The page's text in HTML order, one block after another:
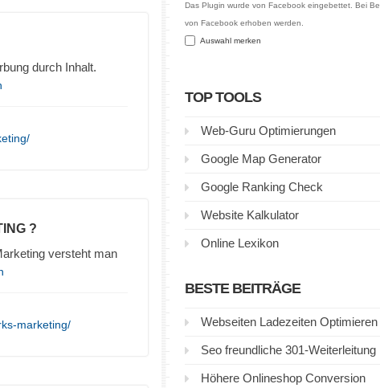
durch Inhalt.
?
versteht man
marketing/
Das Plugin wurde von Facebook eingebettet. Bei
von Facebook erhoben werden.
Auswahl merken
TOP TOOLS
Web-Guru Optimierungen
Google Map Generator
Google Ranking Check
Website Kalkulator
Online Lexikon
BESTE BEITRÄGE
Webseiten Ladezeiten Optimieren
Seo freundliche 301-Weiterleitung
Höhere Onlineshop Conversion